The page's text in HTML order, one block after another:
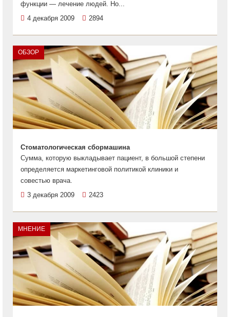
функции — лечение людей. Но...
4 декабря 2009
2894
ОБЗОР
Стоматологическая сбормашина
Сумма, которую выкладывает пациент, в большой степени
определяется маркетинговой политикой клиники и
совестью врача.
3 декабря 2009
2423
МНЕНИЕ